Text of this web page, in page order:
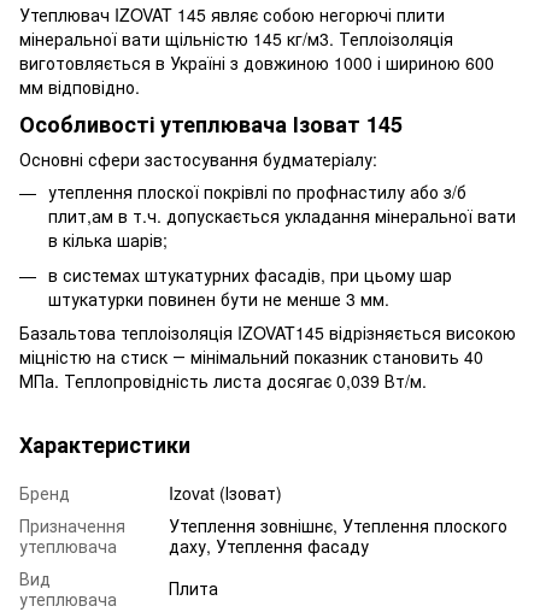
Утеплювач IZOVAT 145 являє собою негорючі плити
мінеральної вати щільністю 145 кг/м3. Теплоізоляція
виготовляється в Україні з довжиною 1000 і шириною 600
мм відповідно.
Особливості утеплювача Ізоват 145
Основні сфери застосування будматеріалу:
утеплення плоскої покрівлі по профнастилу або з/б
плит,ам в т.ч. допускається укладання мінеральної вати
в кілька шарів;
в системах штукатурних фасадів, при цьому шар
штукатурки повинен бути не менше 3 мм.
Базальтова теплоізоляція IZOVAT145 відрізняється високою
міцністю на стиск ― мінімальний показник становить 40
МПа. Теплопровідність листа досягає 0,039 Вт/м.
Характеристики
Бренд
Izovat (Ізоват)
Призначення
утеплювача
Утеплення зовнішнє, Утеплення плоского
даху, Утеплення фасаду
Вид
утеплювача
Плита